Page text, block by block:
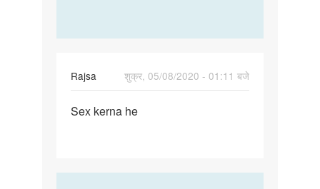
Rajsa
शुक्र, 05/08/2020 - 01:11 बजे
Sex
Sex kerna he